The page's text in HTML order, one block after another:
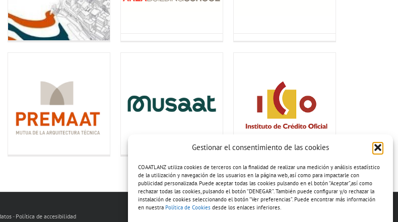
Gestionar el consentimiento de las cookies
COAATLANZ utiliza cookies de terceros con la finalidad de realizar una medición y análisis estadístico
de la utilización y navegación de los usuarios en la página web, así como para impactarle con
publicidad personalizada. Puede aceptar todas las cookies pulsando en el botón “Aceptar”,así como
rechazar todas las cookies, pulsando el botón “DENEGAR”. También puede configurar y/o rechazar la
instalación de cookies seleccionando el botón “Ver preferencias”. Puede encontrar más información
en nuestra Política de Cookies desde los enlaces inferiores.
- Política de accesibilidad